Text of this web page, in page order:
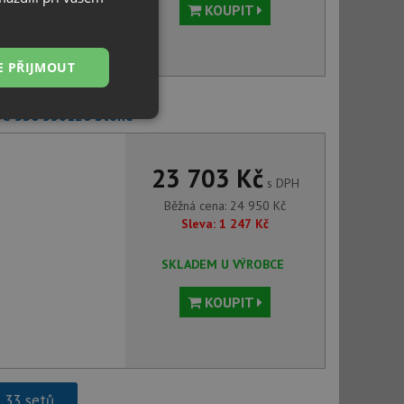
KOUPIT
530 556120 Stone
23 703 Kčs DPH
Běžná cena: 24 950 Kč
Sleva: 1 247 Kč
SKLADEM U VÝROBCE
KOUPIT
PŘIJMOUT
Nezařazené
soubory
účtu. Webové
a zlepšila